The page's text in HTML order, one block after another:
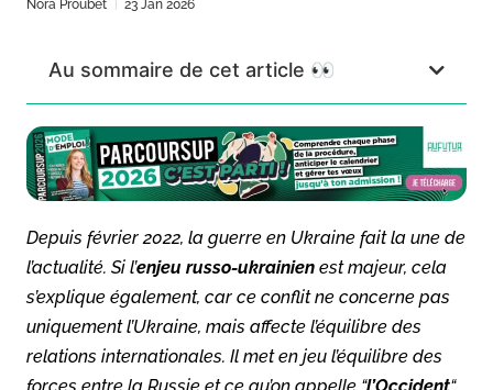
Nora Proubet 23 Jan 2026
Au sommaire de cet article 👀
Depuis février 2022, la guerre en Ukraine fait la une de
l’actualité. Si l’enjeu russo-ukrainien est majeur, cela
s’explique également, car ce conflit ne concerne pas
uniquement l’Ukraine, mais affecte l’équilibre des
relations internationales. Il met en jeu l’équilibre des